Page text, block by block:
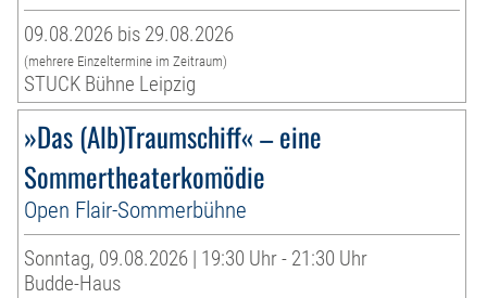
09.08.2026 bis 29.08.2026
(mehrere Einzeltermine im Zeitraum)
STUCK Bühne Leipzig
»Das (Alb)Traumschiff« – eine
Sommertheaterkomödie
Open Flair-Sommerbühne
Sonntag, 09.08.2026 | 19:30 Uhr - 21:30 Uhr
Budde-Haus